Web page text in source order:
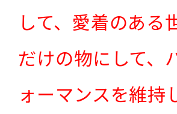
して、愛着のある
だけの物にして、
ォーマンスを維持